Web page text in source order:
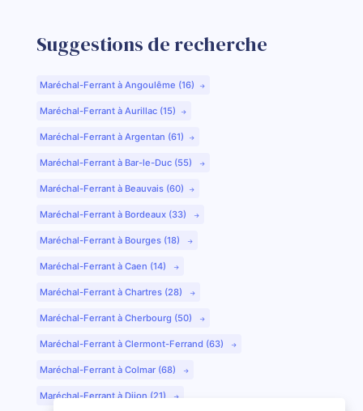
Suggestions de recherche
Maréchal-Ferrant à Angoulême (16)
Maréchal-Ferrant à Aurillac (15)
Maréchal-Ferrant à Argentan (61)
Maréchal-Ferrant à Bar-le-Duc (55)
Maréchal-Ferrant à Beauvais (60)
Maréchal-Ferrant à Bordeaux (33)
Maréchal-Ferrant à Bourges (18)
Maréchal-Ferrant à Caen (14)
Maréchal-Ferrant à Chartres (28)
Maréchal-Ferrant à Cherbourg (50)
Maréchal-Ferrant à Clermont-Ferrand (63)
Maréchal-Ferrant à Colmar (68)
Maréchal-Ferrant à Dijon (21)